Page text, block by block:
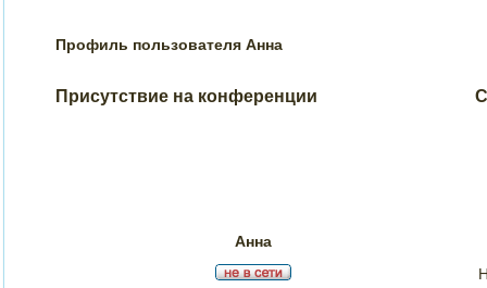
Профиль пользователя Анна
Присутствие на конференции
Анна